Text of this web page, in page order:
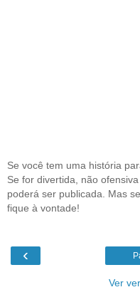
Se você tem uma história
Se for divertida, não
poderá ser publicada. Mas
fique à vontade!
‹
Ver